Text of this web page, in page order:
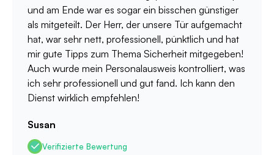
und am Ende war es sogar ein bisschen günstiger
als mitgeteilt. Der Herr, der unsere Tür aufgemacht
hat, war sehr nett, professionell, pünktlich und hat
mir gute Tipps zum Thema Sicherheit mitgegeben!
Auch wurde mein Personalausweis kontrolliert, was
ich sehr professionell und gut fand. Ich kann den
Dienst wirklich empfehlen!
Susan
Verifizierte Bewertung